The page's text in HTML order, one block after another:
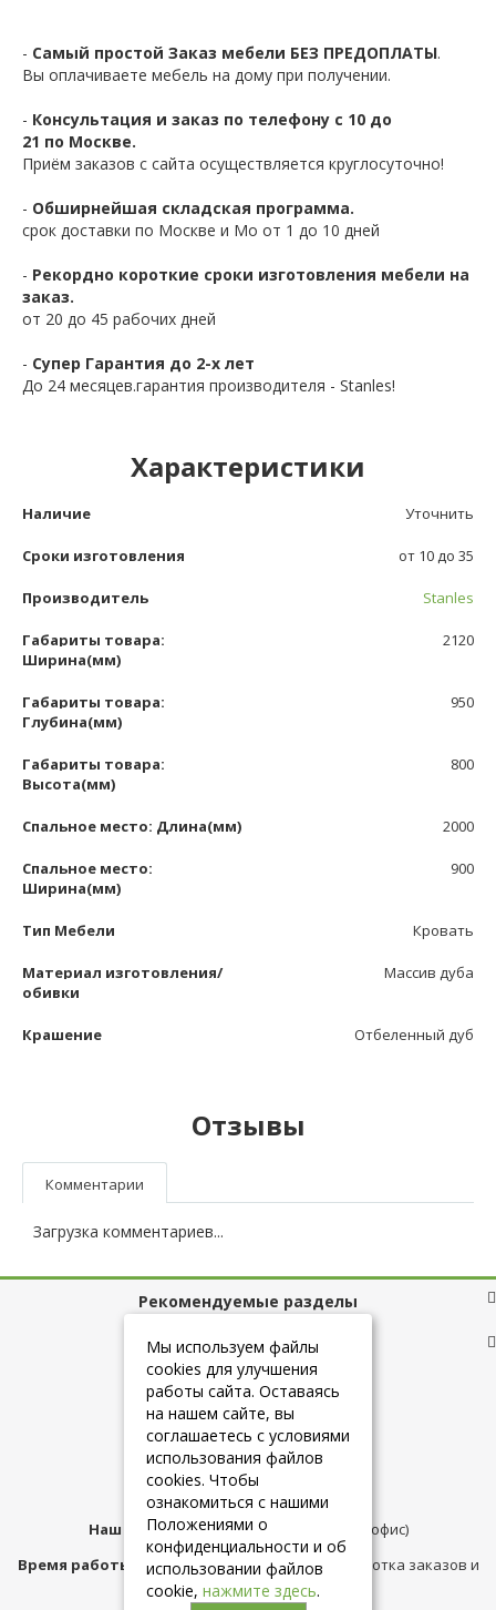
- Самый простой Заказ мебели БЕЗ ПРЕДОПЛАТЫ.
Вы оплачиваете мебель на дому при получении.
- Консультация и заказ по телефону с 10 до
21 по Москве.
Приём заказов с сайта осуществляется круглосуточно!
- Обширнейшая складская программа.
срок доставки по Москве и Мо от 1 до 10 дней
- Рекордно короткие сроки изготовления мебели на
заказ.
от 20 до 45 рабочих дней
- Супер Гарантия до 2-х лет
До 24 месяцев.гарантия производителя - Stanles!
Характеристики
Наличие Уточнить
Сроки изготовления от 10 до 35
Производитель Stanles
Габариты товара:
Ширина(мм)
2120
Габариты товара:
Глубина(мм)
950
Габариты товара:
Высота(мм)
800
Спальное место: Длина(мм) 2000
Спальное место:
Ширина(мм)
900
Тип Мебели Кровать
Материал изготовления/
обивки
Массив дуба
Крашение Отбеленный дуб
Отзывы
Комментарии
Загрузка комментариев...
Рекомендуемые разделы
Полезные ссылки
+7 (925) 084-10-60
Наш адрес:Москва,ул.Плещеева д.12 (офис)
Время работы магазина:с 10:00 до 21:00 (обработка заказов и
консультация)
Мы используем файлы
cookies для улучшения
работы сайта. Оставаясь
на нашем сайте, вы
соглашаетесь с условиями
использования файлов
cookies. Чтобы
ознакомиться с нашими
Положениями о
конфиденциальности и об
использовании файлов
cookie, нажмите здесь.